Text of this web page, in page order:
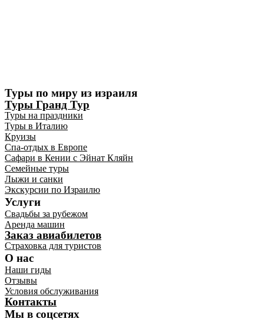
Туры по миру из израиля
Туры Гранд Тур
Туры на праздники
Туры в Италию
Круизы
Спа-отдых в Европе
Сафари в Кении с Эйнат Кляйн
Семейные туры
Лыжи и санки
Экскурсии по Израилю
Услуги
Свадьбы за рубежом
Аренда машин
Заказ авиабилетов
Страховка для туристов
О нас
Наши гиды
Отзывы
Условия обслуживания
Контакты
Мы в соцсетях